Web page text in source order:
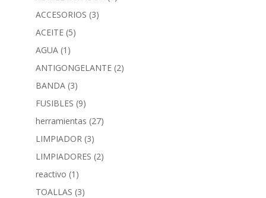
ACCESORIOS (3)
ACEITE (5)
AGUA (1)
ANTIGONGELANTE (2)
BANDA (3)
FUSIBLES (9)
herramientas (27)
LIMPIADOR (3)
LIMPIADORES (2)
reactivo (1)
TOALLAS (3)